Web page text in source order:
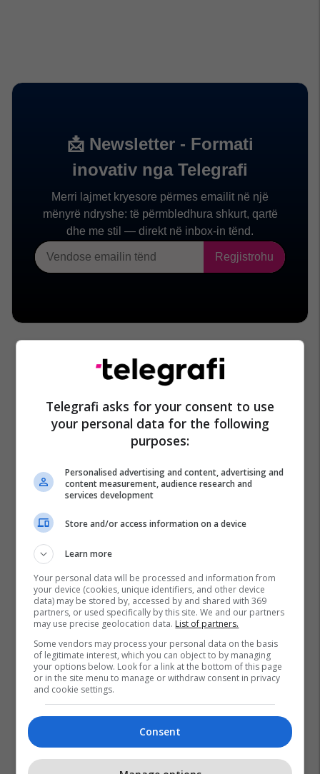
Telegrafi asks for your consent to use
your personal data for the following
purposes:
Personalised advertising and content, advertising and
content measurement, audience research and
services development
Store and/or access information on a device
Learn more
Your personal data will be processed and information from
your device (cookies, unique identifiers, and other device
data) may be stored by, accessed by and shared with 369
partners, or used specifically by this site. We and our partners
may use precise geolocation data. List of partners.
Some vendors may process your personal data on the basis
of legitimate interest, which you can object to by managing
your options below. Look for a link at the bottom of this page
or in the site menu to manage or withdraw consent in privacy
and cookie settings.
Consent